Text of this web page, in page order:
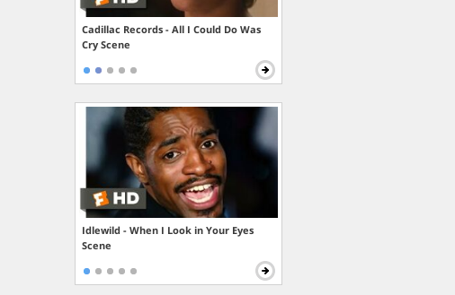
Cadillac Records - All I Could Do Was
Cry Scene
Idlewild - When I Look in Your Eyes
Scene